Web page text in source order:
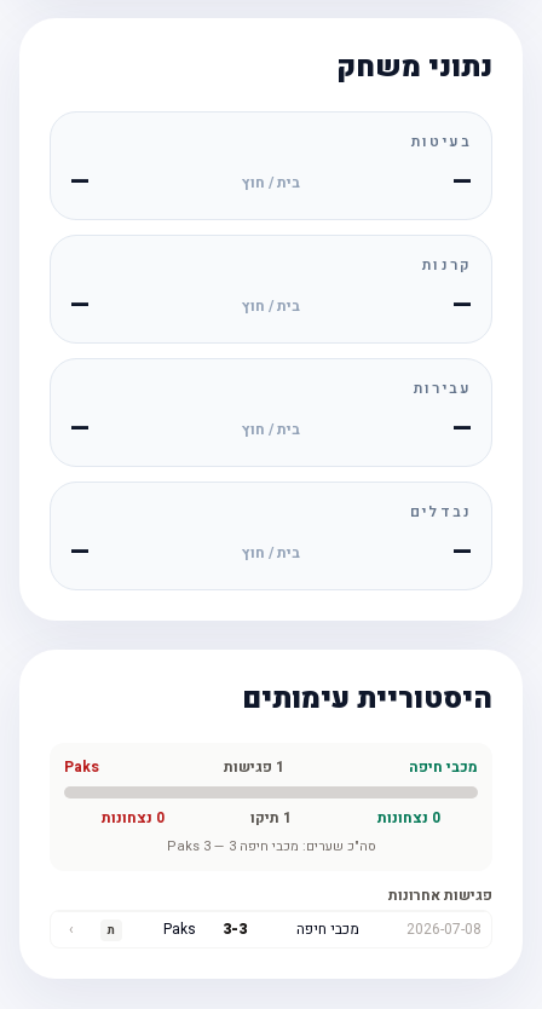
נתוני משחק
בעיטות
— בית / חוץ —
קרנות
— בית / חוץ —
עבירות
— בית / חוץ —
נבדלים
— בית / חוץ —
היסטוריית עימותים
מכבי חיפה פגישות Paks
נצחונות תיקו נצחונות
סה"כ שערים:מכבי חיפה3
—
3
Paks
פגישות אחרונות
2026-07-08
מכבי חיפה 3-
Paks